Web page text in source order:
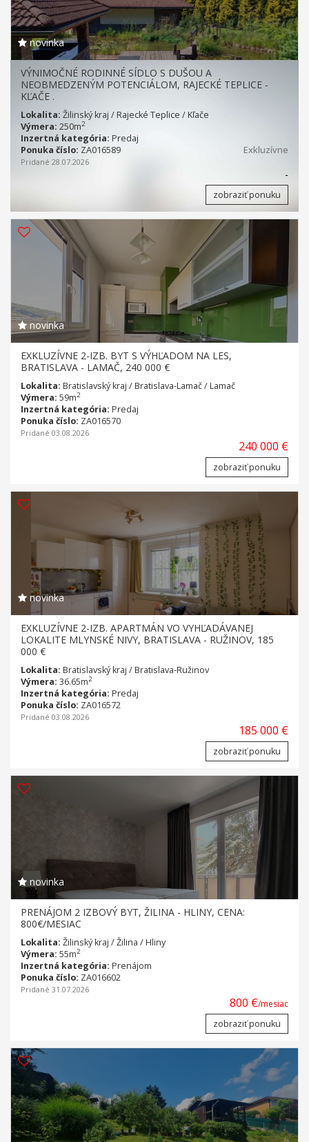
novinka
VÝNIMOČNÉ RODINNÉ SÍDLO S DUŠOU A
NEOBMEDZENÝM POTENCIÁLOM, RAJECKÉ TEPLICE -
KĽAČE .
Lokalita: Žilinský kraj / Rajecké Teplice / Kľače
Výmera: 250m2
Inzertná kategória: Predaj
Ponuka číslo: ZA016589 Exkluzívne
Pridané 28.07.2026
-
zobraziť ponuku
novinka
EXKLUZÍVNE 2-IZB. BYT S VÝHĽADOM NA LES,
BRATISLAVA - LAMAČ, 240 000 €
Lokalita: Bratislavský kraj / Bratislava-Lamač / Lamač
Výmera: 59m2
Inzertná kategória: Predaj
Ponuka číslo: ZA016570
Pridané 03.08.2026
240 000 €
zobraziť ponuku
novinka
EXKLUZÍVNE 2-IZB. APARTMÁN VO VYHĽADÁVANEJ
LOKALITE MLYNSKÉ NIVY, BRATISLAVA - RUŽINOV, 185
000 €
Lokalita: Bratislavský kraj / Bratislava-Ružinov
Výmera: 36.65m2
Inzertná kategória: Predaj
Ponuka číslo: ZA016572
Pridané 03.08.2026
185 000 €
zobraziť ponuku
novinka
PRENÁJOM 2 IZBOVÝ BYT, ŽILINA - HLINY, CENA:
800€/MESIAC
Lokalita: Žilinský kraj / Žilina / Hliny
Výmera: 55m2
Inzertná kategória: Prenájom
Ponuka číslo: ZA016602
Pridané 31.07.2026
800 €/mesiac
zobraziť ponuku